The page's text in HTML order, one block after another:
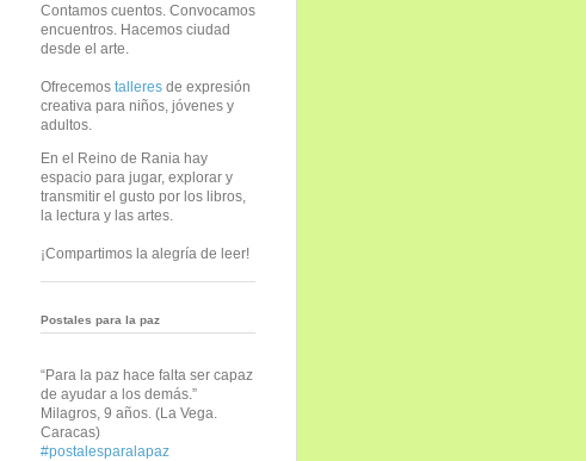
Contamos cuentos. Convocamos
encuentros. Hacemos ciudad
desde el arte.
Ofrecemos talleres de expresión
creativa para niños, jóvenes y
adultos.
En el Reino de Rania hay
espacio para jugar, explorar y
transmitir el gusto por los libros,
la lectura y las artes.
¡Compartimos la alegría de leer!
Postales para la paz
“Para la paz hace falta ser capaz
de ayudar a los demás.”
Milagros, 9 años. (La Vega.
Caracas)
#postalesparalapaz